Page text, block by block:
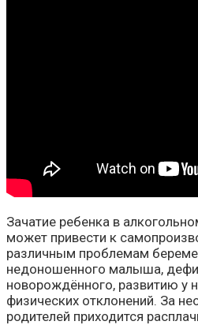
Зачатие ребенка в
может привести к
различным проблемам
недоношенного малыша,
новорождённого, развитию у
физических отклонений. За
родителей приходится